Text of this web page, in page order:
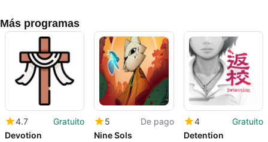
Más programas
4.7
Gratuito
Devotion
5
De pago
Nine Sols
4
Gratuito
Detention